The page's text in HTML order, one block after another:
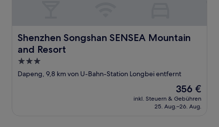
Shenzhen Songshan SENSEA Mountain
and Resort
Shenzhen Songshan SENSEA Mountain and Resort
3.0-
Sterne-
Dapeng, 9,8 km von U-Bahn-Station Longbei entfernt
Der
Preis
beträgt
356 €
inkl. Steuern & Gebühren
25. Aug.–26. Aug.